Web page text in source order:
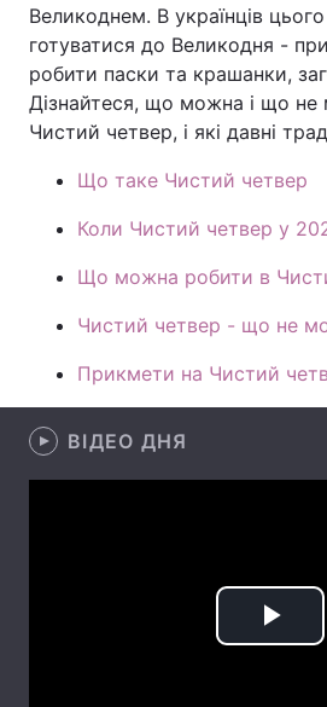
Україна
Економіка Світ
Спорт
Техно і зв'язок Лайт
Екологія
Лонгріди
Великоднем. В українців
готуватися до Великодня -
робити паски та крашанки,
Дізнайтеся, що можна і що
Чистий четвер, і які давні
Що таке Чистий четвер
Коли Чистий четвер у
Що можна робити в
Чистий четвер - що не
Прикмети на Чистий
ВІДЕО ДНЯ
Play